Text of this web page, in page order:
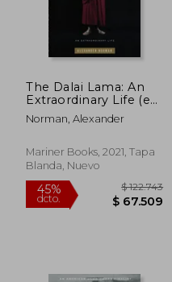
45%
The Dalai Lama: An
Extraordinary Life (en
Inglés)
Norman, Alexander
Mariner Books, 2021, Tapa
Blanda, Nuevo